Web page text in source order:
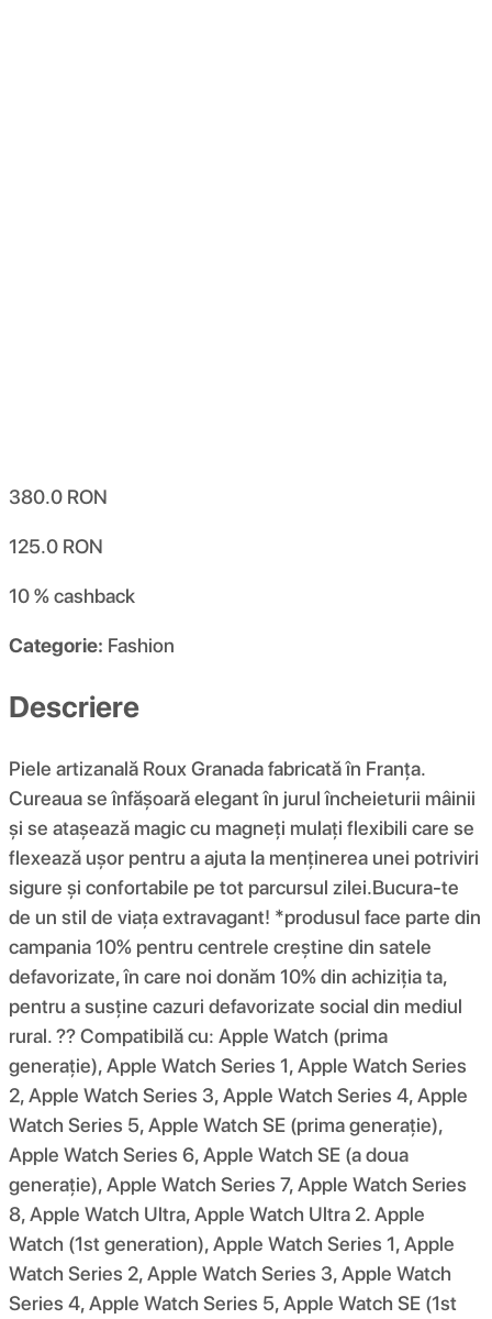
380.0 RON
125.0 RON
10 %cashback
Categorie: Fashion
Descriere
Piele artizanală Roux Granada fabricată în Franța.
Cureaua se înfășoară elegant în jurul încheieturii mâinii
și se atașează magic cu magneți mulați flexibili care se
flexează ușor pentru a ajuta la menținerea unei potriviri
sigure și confortabile pe tot parcursul zilei.Bucura-te
de un stil de viața extravagant! *produsul face parte din
campania 10% pentru centrele creștine din satele
defavorizate, în care noi donăm 10% din achiziția ta,
pentru a susține cazuri defavorizate social din mediul
rural. ?? Compatibilă cu: Apple Watch (prima
generație), Apple Watch Series 1, Apple Watch Series
2, Apple Watch Series 3, Apple Watch Series 4, Apple
Watch Series 5, Apple Watch SE (prima generație),
Apple Watch Series 6, Apple Watch SE (a doua
generație), Apple Watch Series 7, Apple Watch Series
8, Apple Watch Ultra, Apple Watch Ultra 2. Apple
Watch (1st generation), Apple Watch Series 1, Apple
Watch Series 2, Apple Watch Series 3, Apple Watch
Series 4, Apple Watch Series 5, Apple Watch SE (1st